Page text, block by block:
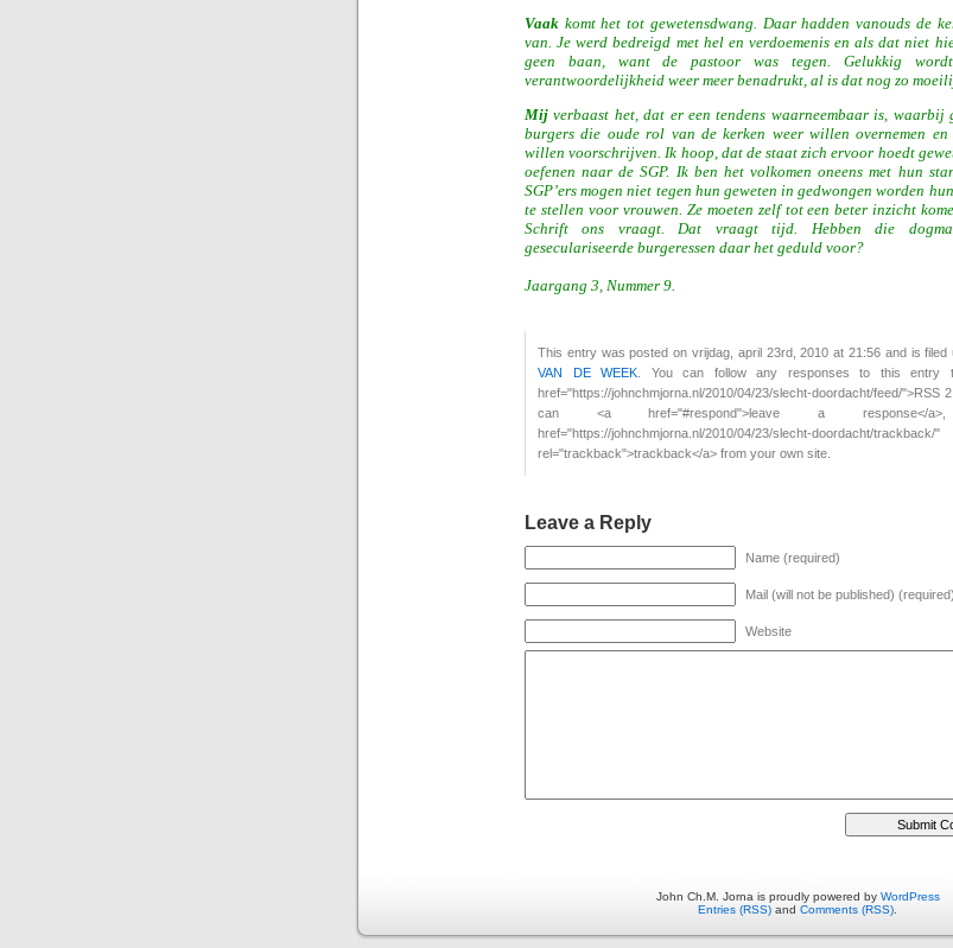
Vaak komt het tot gewetensdwang. Daar hadden vanouds de
van. Je werd bedreigd met hel en verdoemenis en als dat niet
geen baan, want de pastoor was tegen. Gelukkig
verantwoordelijkheid weer meer benadrukt, al is dat nog zo
Mij verbaast het, dat er een tendens waarneembaar is, waarbij
burgers die oude rol van de kerken weer willen overnemen en
willen voorschrijven. Ik hoop, dat de staat zich ervoor hoedt
oefenen naar de SGP. Ik ben het volkomen oneens met hun
SGP’ers mogen niet tegen hun geweten in gedwongen worden
te stellen voor vrouwen. Ze moeten zelf tot een beter inzicht
Schrift ons vraagt. Dat vraagt tijd. Hebben die
geseculariseerde burgeressen daar het geduld voor?
Jaargang 3, Nummer 9.
This entry was posted on vrijdag, april 23rd, 2010 at 21:56 and is filed
VAN DE WEEK . You can follow any responses to this entry
href="https://johnchmjorna.nl/2010/04/23/slecht-doordacht/feed/">RSS
can <a href="#respond">leave a
href="https://johnchmjorna.nl/2010/04/23/slecht-doordacht/trackback/"
rel="trackback">trackback</a> from your own site.
Leave a Reply
Name (required)
Mail (will not be published) (required)
Website
John Ch.M. Jorna is proudly powered by WordPress
Entries (RSS) and Comments (RSS)